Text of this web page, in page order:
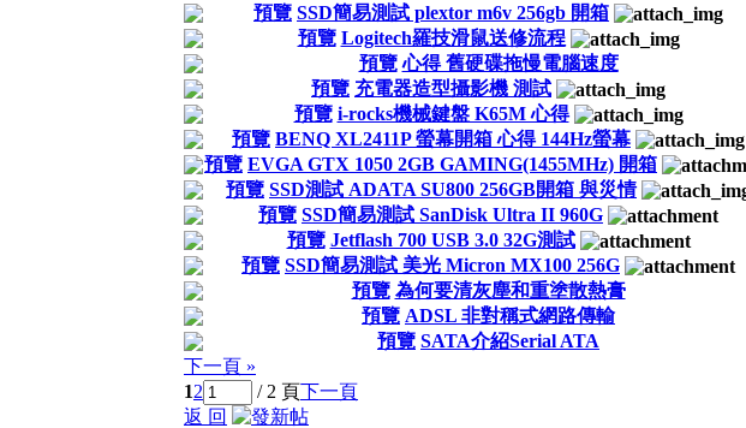
預覽 SSD簡易測試 plextor m6v 256gb 開箱
預覽 Logitech羅技滑鼠送修流程
預覽 心得 舊硬碟拖慢電腦速度
預覽 充電器造型攝影機 測試
預覽 i-rocks機械鍵盤 K65M 心得
預覽 BENQ XL2411P 螢幕開箱 心得 144Hz螢幕
預覽 EVGA GTX 1050 2GB GAMING(1455MHz) 開箱
預覽 SSD測試 ADATA SU800 256GB開箱 與災情
預覽 SSD簡易測試 SanDisk Ultra II 960G
預覽 Jetflash 700 USB 3.0 32G測試
預覽 SSD簡易測試 美光 Micron MX100 256G
預覽 為何要清灰塵和重塗散熱膏
預覽 ADSL 非對稱式網路傳輸
預覽 SATA介紹Serial ATA
下一頁 »
12 / 2 頁下一頁
返 回